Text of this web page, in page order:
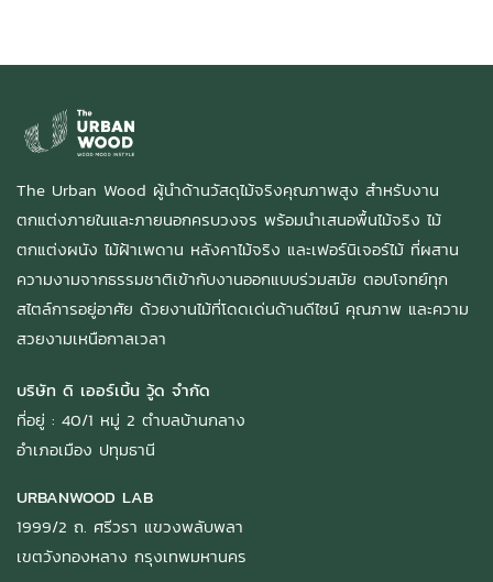
The Urban Wood ผู้นำด้านวัสดุไม้จริงคุณภาพสูง สำหรับงาน
ตกแต่งภายในและภายนอกครบวงจร พร้อมนำเสนอพื้นไม้จริง ไม้
ตกแต่งผนัง ไม้ฝ้าเพดาน หลังคาไม้จริง และเฟอร์นิเจอร์ไม้ ที่ผสาน
ความงามจากธรรมชาติเข้ากับงานออกแบบร่วมสมัย ตอบโจทย์ทุก
สไตล์การอยู่อาศัย ด้วยงานไม้ที่โดดเด่นด้านดีไซน์ คุณภาพ และความ
สวยงามเหนือกาลเวลา
บริษัท ดิ เออร์เบิ้น วู้ด จำกัด
ที่อยู่ : 40/1 หมู่ 2 ตำบลบ้านกลาง
อำเภอเมือง ปทุมธานี
URBANWOOD LAB
1999/2 ถ. ศรีวรา แขวงพลับพลา
เขตวังทองหลาง กรุงเทพมหานคร